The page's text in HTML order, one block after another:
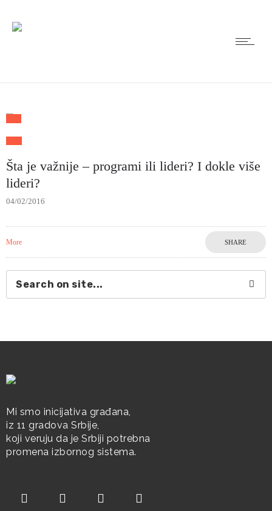
Šta je važnije – programi ili lideri? I dokle više
lideri?
04/02/2016
More SHARE
Mi smo inicijativa građana,
iz 11 gradova Srbije,
koji veruju da je Srbiji potrebna
promena izbornog sistema.